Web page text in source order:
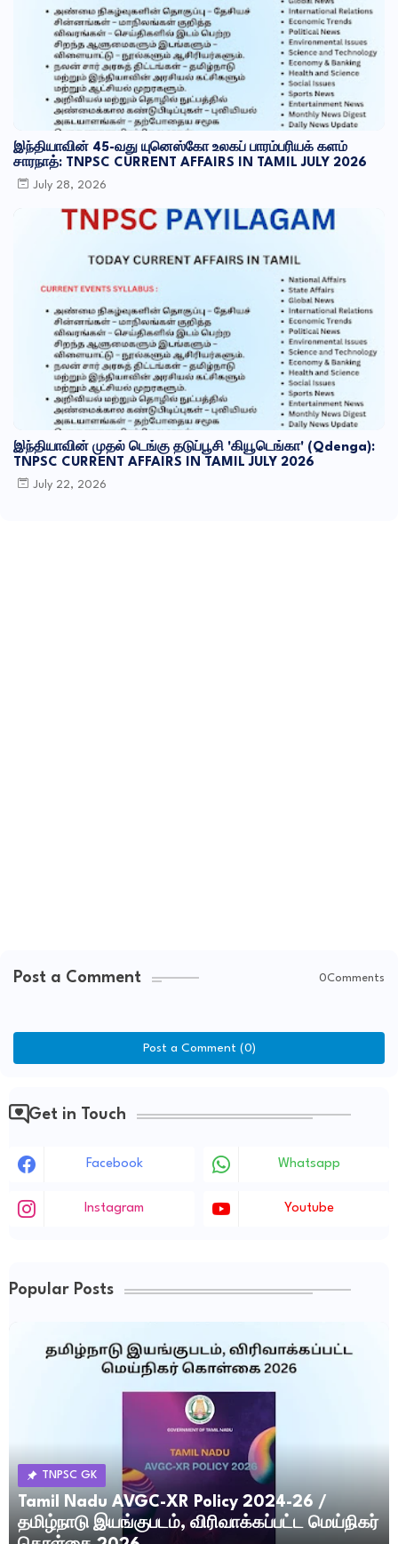
இந்தியாவின் 45-வது யுனெஸ்கோ உலகப் பாரம்பரியக் களம்
சாரநாத்: TNPSC CURRENT AFFAIRS IN TAMIL JULY 2026
July 28, 2026
இந்தியாவின் முதல் டெங்கு தடுப்பூசி 'கியூடெங்கா' (Qdenga):
TNPSC CURRENT AFFAIRS IN TAMIL JULY 2026
July 22, 2026
Post a Comment 0Comments
Post a Comment (0)
Get in Touch
Facebook Whatsapp
Instagram Youtube
Popular Posts
TNPSC GK
Tamil Nadu AVGC-XR Policy 2024-26 /
தமிழ்நாடு இயங்குபடம், விரிவாக்கப்பட்ட மெய்நிகர்